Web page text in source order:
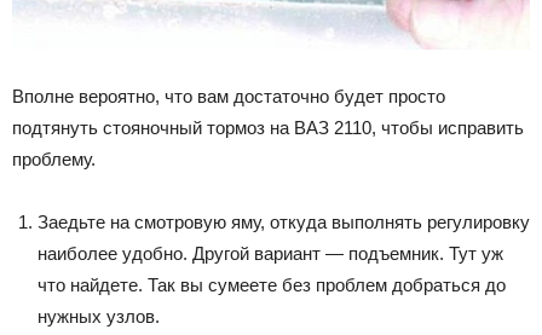
Вполне вероятно, что вам достаточно будет просто
подтянуть стояночный тормоз на ВАЗ 2110, чтобы исправить
проблему.
Заедьте на смотровую яму, откуда выполнять регулировку
наиболее удобно. Другой вариант — подъемник. Тут уж
что найдете. Так вы сумеете без проблем добраться до
нужных узлов.